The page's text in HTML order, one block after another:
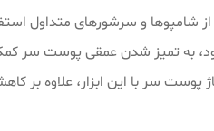
شامپوها و سرشورهای متداول
خود، به تمیز شدن عمقی پوست سر
سر با این ابزار، علاوه بر